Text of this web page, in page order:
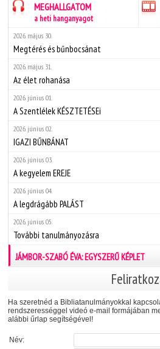
MEGHALLGATOM
a heti hanganyagot
2026. május 30.
Megtérés és bűnbocsánat
2026. május 31.
Az élet rohanása
2026. június 01.
A Szentlélek KÉSZTETÉSEi
2026. június 02.
IGAZI BŰNBÁNAT
2026. június 03.
A kegyelem EREJE
2026. június 04.
A legdrágább PALÁST
2026. június 05.
További tanulmányozásra
JÁMBOR-SZABÓ ÉVA: EGYSZERŰ KÉPLET
Ha szeretnéd a Bibliatanulmányokkal
rendszerességgel videó e-mail formájában
alábbi űrlap segítségével!
Név: